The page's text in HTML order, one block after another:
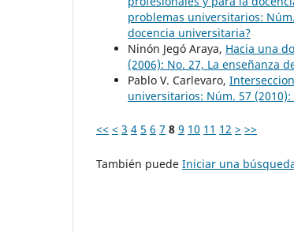
problemas universitarios:
docencia universitaria?
Ninón Jegó Araya, Hacia una
(2006): No. 27, La enseñanza
Pablo V. Carlevaro,
universitarios: Núm. 57 (2010):
<< < 3 4 5 6 7 8 9 10 11 12 > >>
También puede Iniciar una